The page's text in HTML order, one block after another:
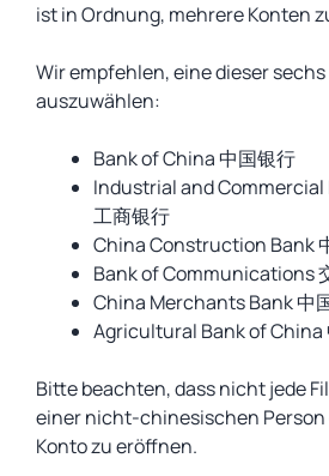
ist in Ordnung, mehrere Konten
Wir empfehlen, eine dieser
auszuwählen:
Bank of China 中国银行
Industrial and Commercial
工商银行
China Construction Bank
Bank of Communications
China Merchants Bank 中
Agricultural Bank of China
Bitte beachten, dass nicht jede
einer nicht-chinesischen Person
Konto zu eröffnen.